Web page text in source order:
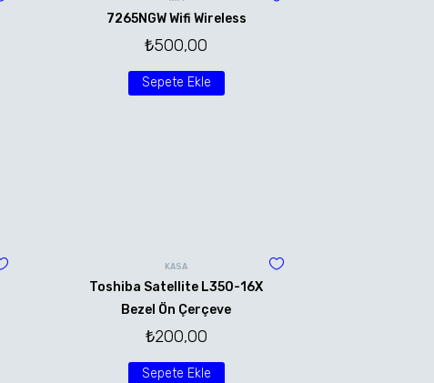
7265NGW Wifi Wireless
₺500,00
Sepete Ekle
KASA
Toshiba Satellite L350-16X
Bezel Ön Çerçeve
₺200,00
Sepete Ekle